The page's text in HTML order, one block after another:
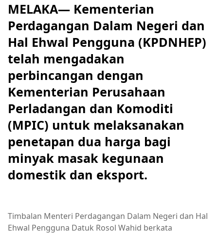
MELAKA— Kementerian
Perdagangan Dalam Negeri dan
Hal Ehwal Pengguna (KPDNHEP)
telah mengadakan
perbincangan dengan
Kementerian Perusahaan
Perladangan dan Komoditi
(MPIC) untuk melaksanakan
penetapan dua harga bagi
minyak masak kegunaan
domestik dan eksport.
Timbalan Menteri Perdagangan Dalam Negeri dan Hal
Ehwal Pengguna Datuk Rosol Wahid berkata